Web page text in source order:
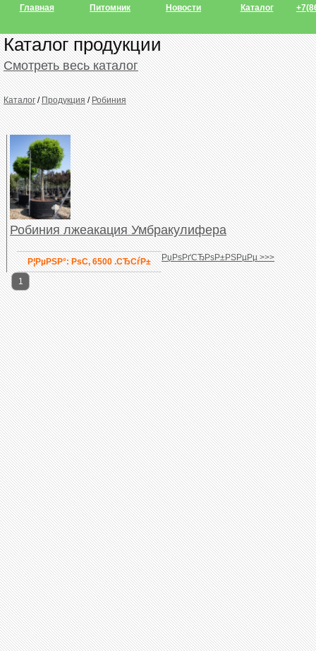
Главная Питомник Новости Каталог
Каталог продукции
Смотреть весь каталог
Каталог/Продукция/Робиния
Робиния лжеакация Умбракулифера
Р¦РµРЅР°: РѕС‚ 6500 .СЂСѓР± РџРѕРґСЂРѕР±РЅРµРµ >>>
1